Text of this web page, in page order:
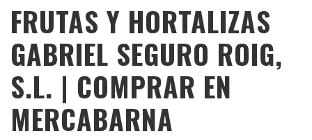
FRUTAS Y HORTALIZAS
GABRIEL SEGURO ROIG,
S.L. | COMPRAR EN
MERCABARNA